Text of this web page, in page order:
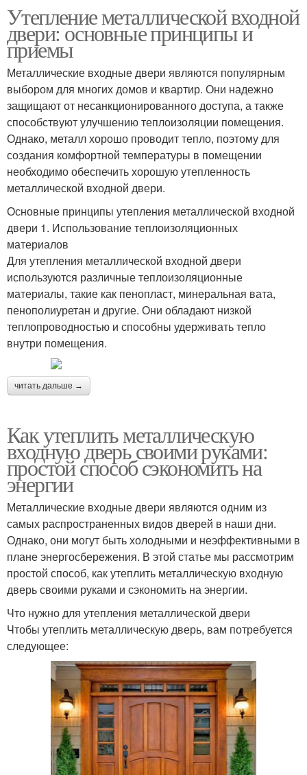
Утепление металлической входной
двери: основные принципы и
приемы
Металлические входные двери являются популярным
выбором для многих домов и квартир. Они надежно
защищают от несанкционированного доступа, а также
способствуют улучшению теплоизоляции помещения.
Однако, металл хорошо проводит тепло, поэтому для
создания комфортной температуры в помещении
необходимо обеспечить хорошую утепленность
металлической входной двери.
Основные принципы утепления металлической входной
двери 1. Использование теплоизоляционных
материалов
Для утепления металлической входной двери
используются различные теплоизоляционные
материалы, такие как пенопласт, минеральная вата,
пенополиуретан и другие. Они обладают низкой
теплопроводностью и способны удерживать тепло
внутри помещения.
читать дальше →
Как утеплить металлическую
входную дверь своими руками:
простой способ сэкономить на
энергии
Металлические входные двери являются одним из
самых распространенных видов дверей в наши дни.
Однако, они могут быть холодными и неэффективными в
плане энергосбережения. В этой статье мы рассмотрим
простой способ, как утеплить металлическую входную
дверь своими руками и сэкономить на энергии.
Что нужно для утепления металлической двери
Чтобы утеплить металлическую дверь, вам потребуется
следующее: